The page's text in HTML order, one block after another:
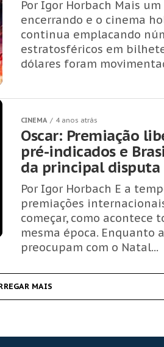
Por Igor Horbach Mais
encerrando e o cinema
continua emplacando
estratosféricos em
dólares foram
CINEMA 4 anos atrás
Oscar: Premiação
pré-indicados e
da principal disputa
Por Igor Horbach E a
premiações
começar, como acontece
mesma época. Enquanto
preocupam com o Natal...
MAIS